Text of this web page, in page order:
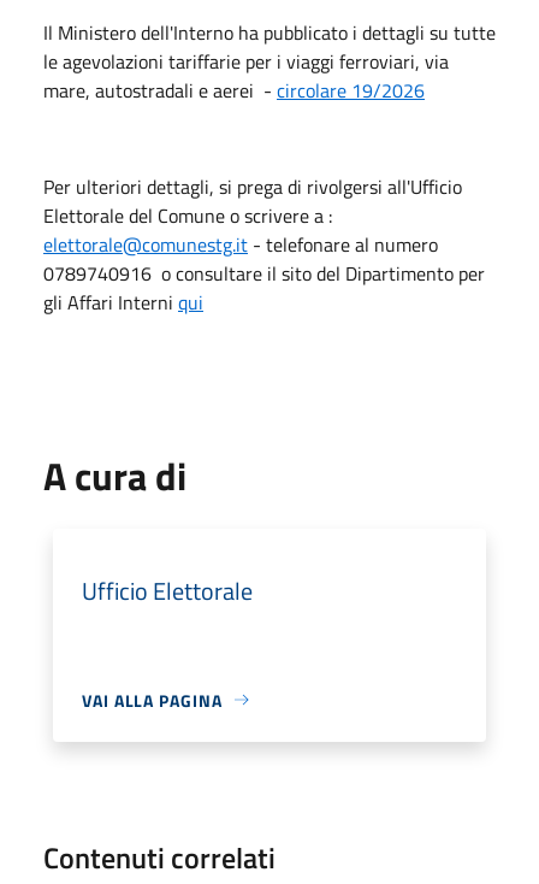
Il Ministero dell'Interno ha pubblicato i dettagli su tutte
le agevolazioni tariffarie per i viaggi ferroviari, via
mare, autostradali e aerei - circolare 19/2026
Per ulteriori dettagli, si prega di rivolgersi all'Ufficio
Elettorale del Comune o scrivere a :
elettorale@comunestg.it - telefonare al numero
0789740916 o consultare il sito del Dipartimento per
gli Affari Interni qui
A cura di
Ufficio Elettorale
VAI ALLA PAGINA
Contenuti correlati